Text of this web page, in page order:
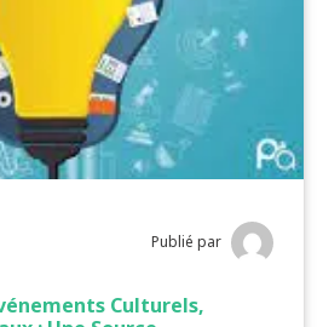
Publié par
Culturels,